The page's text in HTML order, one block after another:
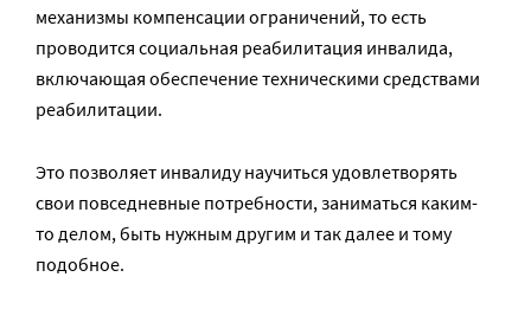
механизмы компенсации ограничений, то есть
проводится социальная реабилитация инвалида,
включающая обеспечение техническими средствами
реабилитации.
Это позволяет инвалиду научиться удовлетворять
свои повседневные потребности, заниматься каким-
то делом, быть нужным другим и так далее и тому
подобное.